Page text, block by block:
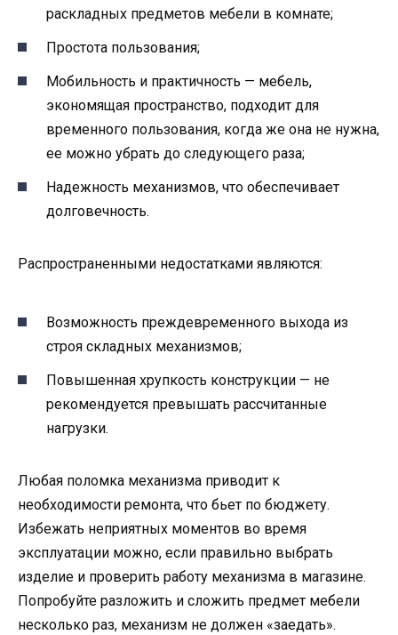
раскладных предметов мебели в комнате;
Простота пользования;
Мобильность и практичность — мебель,
экономящая пространство, подходит для
временного пользования, когда же она не нужна,
ее можно убрать до следующего раза;
Надежность механизмов, что обеспечивает
долговечность.
Распространенными недостатками являются:
Возможность преждевременного выхода из
строя складных механизмов;
Повышенная хрупкость конструкции — не
рекомендуется превышать рассчитанные
нагрузки.
Любая поломка механизма приводит к
необходимости ремонта, что бьет по бюджету.
Избежать неприятных моментов во время
эксплуатации можно, если правильно выбрать
изделие и проверить работу механизма в магазине.
Попробуйте разложить и сложить предмет мебели
несколько раз, механизм не должен «заедать».